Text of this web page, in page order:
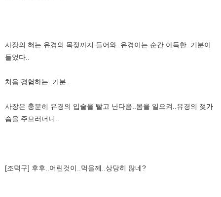
사장의 혀는 유경의 목젖까지 들어와..유경이는 순간 아득한..기분이
들었다..
처음 경험하는..기분..
사장은 충분히 유경의 입술을 빨고 난다음..몸을 일으켜..유경의 젖가
슴을 주므러더니..
[조덕구] 후후..어린것이..먹을께..상당히 많네?